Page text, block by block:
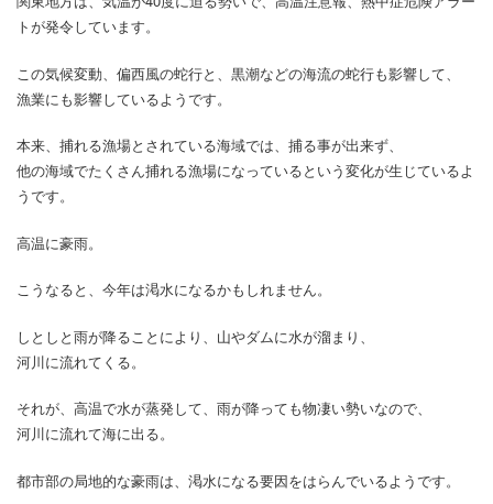
トが発令しています。
この気候変動、偏西風の蛇行と、黒潮などの海流の蛇行も影響して、
漁業にも影響しているようです。
本来、捕れる漁場とされている海域では、捕る事が出来ず、
他の海域でたくさん捕れる漁場になっているという変化が生じているよ
うです。
高温に豪雨。
こうなると、今年は渇水になるかもしれません。
しとしと雨が降ることにより、山やダムに水が溜まり、
河川に流れてくる。
それが、高温で水が蒸発して、雨が降っても物凄い勢いなので、
河川に流れて海に出る。
都市部の局地的な豪雨は、渇水になる要因をはらんでいるようです。